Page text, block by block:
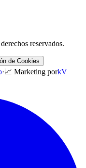
reservados.
de Cookies
·📈 Marketing porkV